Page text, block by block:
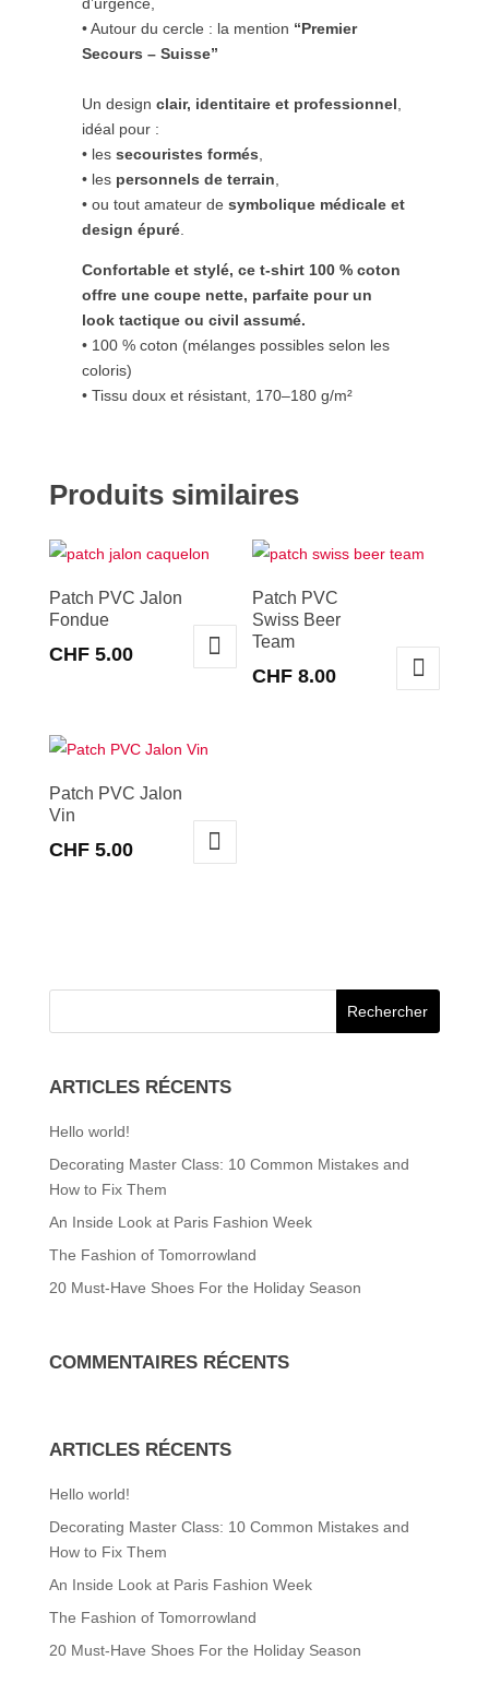
• Autour du cercle : la mention “Premier
Secours – Suisse”
Un design clair, identitaire et professionnel
idéal pour :
• les secouristes formés
• les personnels de terrain
• ou tout amateur de symbolique médicale et
design épuré.
Confortable et stylé, ce t-shirt 100 % coton
offre une coupe nette, parfaite pour un
look tactique ou civil assumé.
• 100 % coton (mélanges possibles selon les
coloris)
• Tissu doux et résistant, 170–180 g/m²
Produits similaires
Patch PVC Jalon
Fondue
CHF5.00
Patch PVC
Swiss Beer
Team
CHF 8.00
Patch PVC Jalon
Vin
CHF5.00
ARTICLES RÉCENTS
Hello world!
Decorating Master Class: 10 Common Mistakes and
How to Fix Them
An Inside Look at Paris Fashion Week
The Fashion of Tomorrowland
20 Must-Have Shoes For the Holiday Season
COMMENTAIRES RÉCENTS
ARTICLES RÉCENTS
Hello world!
Decorating Master Class: 10 Common Mistakes and
How to Fix Them
An Inside Look at Paris Fashion Week
The Fashion of Tomorrowland
20 Must-Have Shoes For the Holiday Season